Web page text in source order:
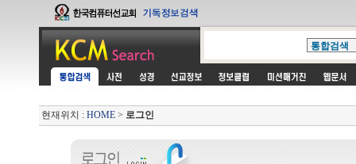
현재위치 : HOME > 로그인